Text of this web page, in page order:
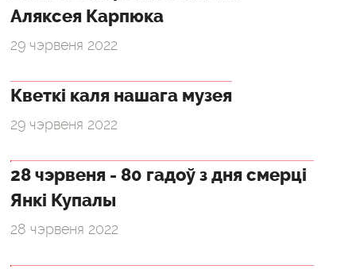
Аляксея Карпюка
29 чэрвеня 2022
Кветкі каля нашага музея
29 чэрвеня 2022
28 чэрвеня - 80 гадоў з дня смерці
Янкі Купалы
28 чэрвеня 2022